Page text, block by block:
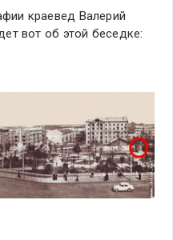
краевед Валерий
вот об этой беседке: